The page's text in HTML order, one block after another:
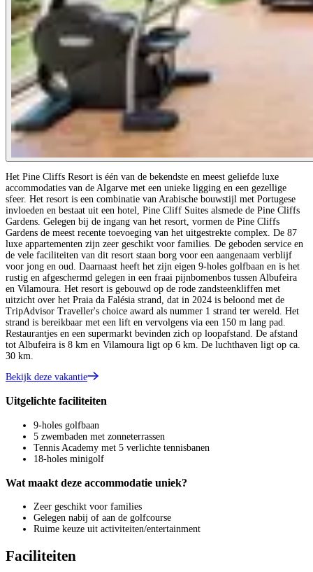
Het Pine Cliffs Resort is één van de bekendste en meest geliefde luxe
accommodaties van de Algarve met een unieke ligging en een gezellige
sfeer. Het resort is een combinatie van Arabische bouwstijl met Portugese
invloeden en bestaat uit een hotel, Pine Cliff Suites alsmede de Pine Cliffs
Gardens. Gelegen bij de ingang van het resort, vormen de Pine Cliffs
Gardens de meest recente toevoeging van het uitgestrekte complex. De 87
luxe appartementen zijn zeer geschikt voor families. De geboden service en
de vele faciliteiten van dit resort staan borg voor een aangenaam verblijf
voor jong en oud. Daarnaast heeft het zijn eigen 9-holes golfbaan en is het
rustig en afgeschermd gelegen in een fraai pijnbomenbos tussen Albufeira
en Vilamoura. Het resort is gebouwd op de rode zandsteenkliffen met
uitzicht over het Praia da Falésia strand, dat in 2024 is beloond met de
TripAdvisor Traveller's choice award als nummer 1 strand ter wereld. Het
strand is bereikbaar met een lift en vervolgens via een 150 m lang pad.
Restaurantjes en een supermarkt bevinden zich op loopafstand. De afstand
tot Albufeira is 8 km en Vilamoura ligt op 6 km. De luchthaven ligt op ca.
30 km.
Bekijk deze vakantie
Uitgelichte faciliteiten
9-holes golfbaan
5 zwembaden met zonneterrassen
Tennis Academy met 5 verlichte tennisbanen
18-holes minigolf
Wat maakt deze accommodatie uniek?
Zeer geschikt voor families
Gelegen nabij of aan de golfcourse
Ruime keuze uit activiteiten/entertainment
Faciliteiten